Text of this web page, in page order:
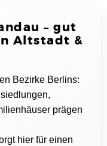
– gut
Altstadt &
Bezirke Berlins:
prägen
hier für einen